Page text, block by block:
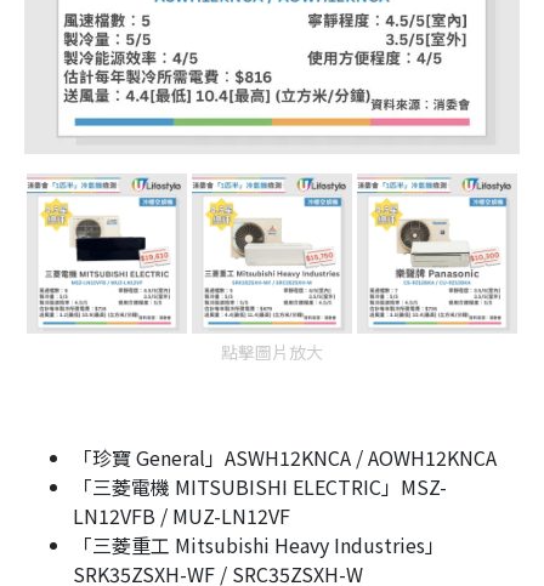
點擊圖片放大
「珍寶 General」ASWH12KNCA / AOWH12KNCA
「三菱電機 MITSUBISHI ELECTRIC」MSZ-
LN12VFB / MUZ-LN12VF
「三菱重工 Mitsubishi Heavy Industries」
SRK35ZSXH-WF / SRC35ZSXH-W